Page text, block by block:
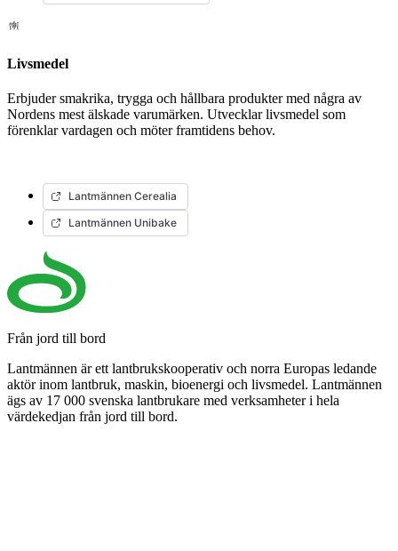
Livsmedel
Erbjuder smakrika, trygga och hållbara produkter med några av
Nordens mest älskade varumärken. Utvecklar livsmedel som
förenklar vardagen och möter framtidens behov.
Lantmännen Cerealia
Lantmännen Unibake
Från jord till bord
Lantmännen är ett lantbrukskooperativ och norra Europas ledande
aktör inom lantbruk, maskin, bioenergi och livsmedel. Lantmännen
ägs av 17 000 svenska lantbrukare med verksamheter i hela
värdekedjan från jord till bord.